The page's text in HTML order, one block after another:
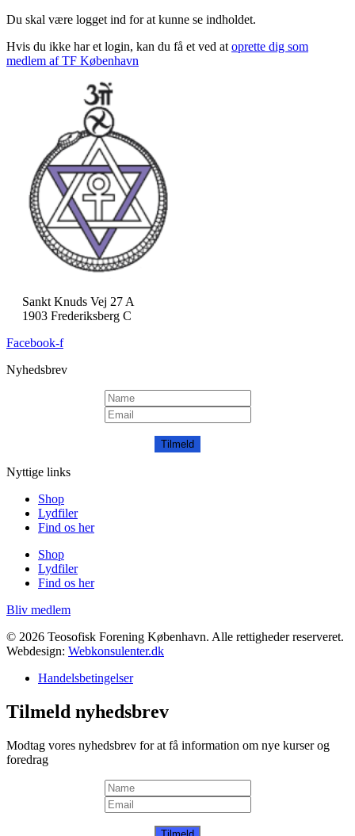
Du skal være logget ind for at kunne se indholdet.
Hvis du ikke har et login, kan du få et ved at oprette dig som
medlem af TF København
Sankt Knuds Vej 27 A
1903 Frederiksberg C
Facebook-f
Nyhedsbrev
Tilmeld
Nyttige links
Shop
Lydfiler
Find os her
Shop
Lydfiler
Find os her
Bliv medlem
© 2026 Teosofisk Forening København. Alle rettigheder reserveret.
Webdesign: Webkonsulenter.dk
Handelsbetingelser
Tilmeld nyhedsbrev
Modtag vores nyhedsbrev for at få information om nye kurser og
foredrag